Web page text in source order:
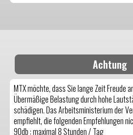
Achtung
MTX möchte, dass Sie lange Zeit Freude
Übermäßige Belastung durch hohe
schädigen. Das Arbeitsministerium der
empfiehlt, die folgenden Empfehlungen
90db : maximal 8 Stunden / Tag